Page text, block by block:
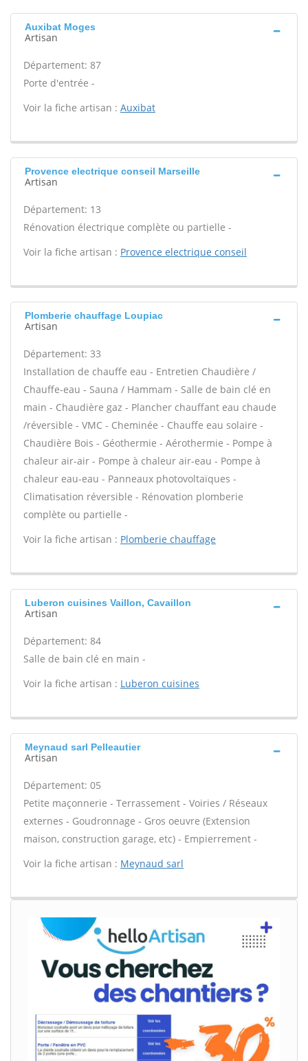
Auxibat Moges
Artisan
Département: 87
Porte d'entrée -
Voir la fiche artisan : Auxibat
Provence electrique conseil Marseille
Artisan
Département: 13
Rénovation électrique complète ou partielle -
Voir la fiche artisan : Provence electrique conseil
Plomberie chauffage Loupiac
Artisan
Département: 33
Installation de chauffe eau - Entretien Chaudière /
Chauffe-eau - Sauna / Hammam - Salle de bain clé en
main - Chaudière gaz - Plancher chauffant eau chaude
/réversible - VMC - Cheminée - Chauffe eau solaire -
Chaudière Bois - Géothermie - Aérothermie - Pompe à
chaleur air-air - Pompe à chaleur air-eau - Pompe à
chaleur eau-eau - Panneaux photovoltaïques -
Climatisation réversible - Rénovation plomberie
complète ou partielle -
Voir la fiche artisan : Plomberie chauffage
Luberon cuisines Vaillon, Cavaillon
Artisan
Département: 84
Salle de bain clé en main -
Voir la fiche artisan : Luberon cuisines
Meynaud sarl Pelleautier
Artisan
Département: 05
Petite maçonnerie - Terrassement - Voiries / Réseaux
externes - Goudronnage - Gros oeuvre (Extension
maison, construction garage, etc) - Empierrement -
Voir la fiche artisan : Meynaud sarl